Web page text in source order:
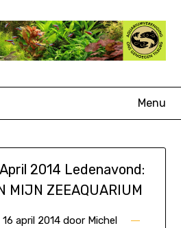
Menu
2014 Ledenavond:
MIJN ZEEAQUARIUM
16 april 2014door Michel